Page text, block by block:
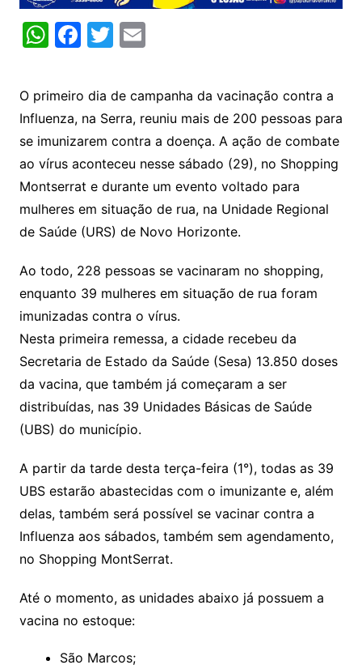
W
at
s
A
p
p
F
c
e
b
o
o
k
T
itt
er
E
ai
l
O primeiro dia de campanha da vacinação contra a
Influenza, na Serra, reuniu mais de 200 pessoas para
se imunizarem contra a doença. A ação de combate
ao vírus aconteceu nesse sábado (29), no Shopping
Montserrat e durante um evento voltado para
mulheres em situação de rua, na Unidade Regional
de Saúde (URS) de Novo Horizonte.
Ao todo, 228 pessoas se vacinaram no shopping,
enquanto 39 mulheres em situação de rua foram
imunizadas contra o vírus.
Nesta primeira remessa, a cidade recebeu da
Secretaria de Estado da Saúde (Sesa) 13.850 doses
da vacina, que também já começaram a ser
distribuídas, nas 39 Unidades Básicas de Saúde
(UBS) do município.
A partir da tarde desta terça-feira (1°), todas as 39
UBS estarão abastecidas com o imunizante e, além
delas, também será possível se vacinar contra a
Influenza aos sábados, também sem agendamento,
no Shopping MontSerrat.
Até o momento, as unidades abaixo já possuem a
vacina no estoque:
São Marcos;